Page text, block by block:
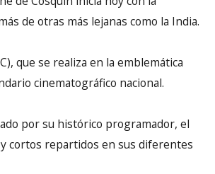
de otras más lejanas como la India.
que se realiza en la emblemática
cinematográfico nacional.
por su histórico programador, el
cortos repartidos en sus diferentes